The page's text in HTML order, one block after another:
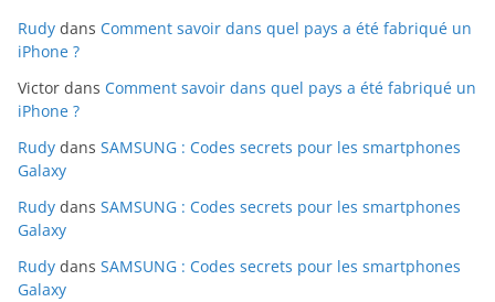
Rudy dans Comment savoir dans quel pays a été fabriqué un
iPhone ?
Victor dans Comment savoir dans quel pays a été fabriqué un
iPhone ?
Rudy dans SAMSUNG : Codes secrets pour les smartphones
Galaxy
Rudy dans SAMSUNG : Codes secrets pour les smartphones
Galaxy
Rudy dans SAMSUNG : Codes secrets pour les smartphones
Galaxy